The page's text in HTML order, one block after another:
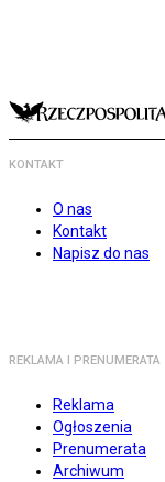
KONTAKT
O nas
Kontakt
Napisz do nas
REKLAMA I PRENUMERATA
Reklama
Ogłoszenia
Prenumerata
Archiwum